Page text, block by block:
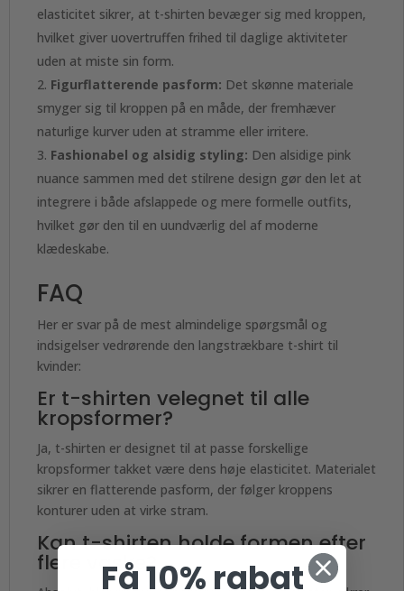
elasticitet sikrer, at t-shirten bevæger sig med kroppen,
hvilket giver uovertruffen frihed til daglige aktiviteter
uden at miste sin form.
Figurflatterende pasform: Det skønne materiale
smyger sig til kroppen på en måde, der fremhæver
naturlige kurver uden at stramme eller irritere.
Fashionabel og alsidig styling: Den alsidige pink
nuance sammen med det stilrene design gør den let at
integrere i både afslappede og mere formelle outfits,
hvilket gør den til en uundværlig del af moderne
klædeskabe.
FAQ
Her er svar på de mest almindelige spørgsmål og
indsigelser vedrørende den langstrækbare t-shirt til
kvinder:
Er t-shirten velegnet til alle
kropsformer?
Ja, t-shirten er designet til at passe forskellige
kropsformer takket være dens høje elasticitet. Materialet
sikrer en flatterende pasform, der følger kroppens
konturer uden at virke stram.
Kan t-shirten holde formen efter
flere vaske?Få 10% rabat